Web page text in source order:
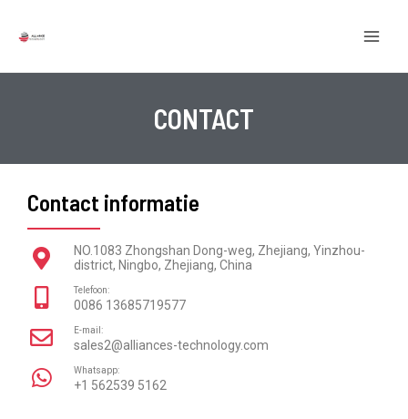
naar
CONTACT
Contact informatie
NO.1083 Zhongshan Dong-weg, Zhejiang, Yinzhou-
district, Ningbo, Zhejiang, China
Telefoon:
0086 13685719577
E-mail:
sales2@alliances-technology.com
Whatsapp:
+1 562539 5162